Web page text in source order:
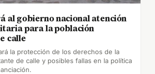
al gobierno nacional atención
para la población
calle
la protección de los derechos de la
de calle y posibles fallas en la política